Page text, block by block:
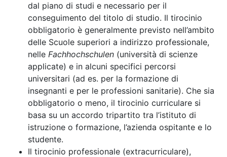
dal piano di studi e necessario per il
conseguimento del titolo di studio. Il tirocinio
obbligatorio è generalmente previsto nell’ambito
delle Scuole superiori a indirizzo professionale,
nelle Fachhochschulen (università di scienze
applicate) e in alcuni specifici percorsi
universitari (ad es. per la formazione di
insegnanti e per le professioni sanitarie). Che sia
obbligatorio o meno, il tirocinio curriculare si
basa su un accordo tripartito tra l’istituto di
istruzione o formazione, l’azienda ospitante e lo
studente.
Il tirocinio professionale (extracurriculare),